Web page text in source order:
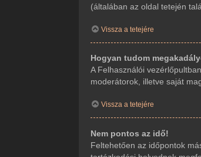
(általában az oldal tetején
Vissza a tetejére
Hogyan tudom
A Felhasználói
moderátorok, illetve saját
Vissza a tetejére
Nem pontos az idő!
Feltehetően az időpontok